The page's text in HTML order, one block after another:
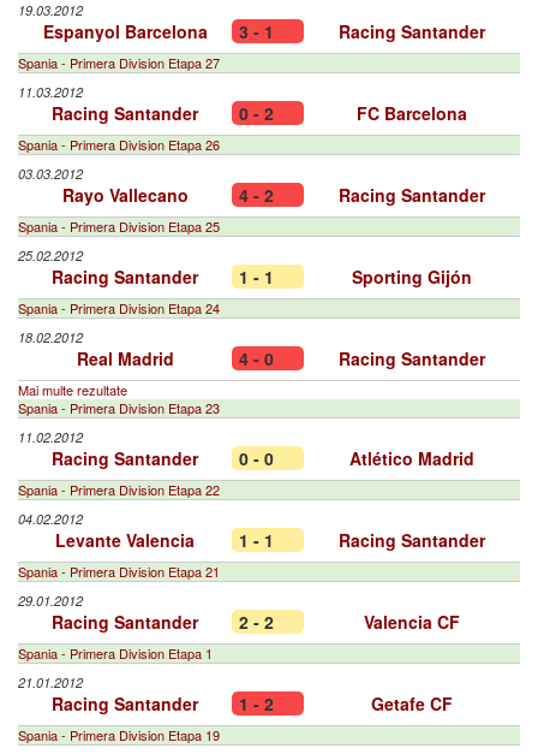
19.03.2012
Espanyol Barcelona 3 - 1 Racing Santander
Spania - Primera Division Etapa 27
11.03.2012
Racing Santander 0 - 2 FC Barcelona
Spania - Primera Division Etapa 26
03.03.2012
Rayo Vallecano 4 - 2 Racing Santander
Spania - Primera Division Etapa 25
25.02.2012
Racing Santander 1 - 1 Sporting Gijón
Spania - Primera Division Etapa 24
18.02.2012
Real Madrid 4 - 0 Racing Santander
Mai multe rezultate
Spania - Primera Division Etapa 23
11.02.2012
Racing Santander 0 - 0 Atlético Madrid
Spania - Primera Division Etapa 22
04.02.2012
Levante Valencia 1 - 1 Racing Santander
Spania - Primera Division Etapa 21
29.01.2012
Racing Santander 2 - 2 Valencia CF
Spania - Primera Division Etapa 1
21.01.2012
Racing Santander 1 - 2 Getafe CF
Spania - Primera Division Etapa 19